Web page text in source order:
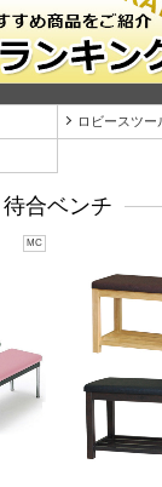
ロビースツー
待合ベンチ
MC